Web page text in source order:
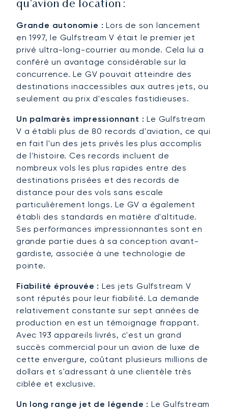
qu'avion de location :
Grande autonomie : Lors de son lancement
en 1997, le Gulfstream V était le premier jet
privé ultra-long-courrier au monde. Cela lui a
conféré un avantage considérable sur la
concurrence. Le GV pouvait atteindre des
destinations inaccessibles aux autres jets, ou
seulement au prix d'escales fastidieuses.
Un palmarès impressionnant : Le Gulfstream
V a établi plus de 80 records d'aviation, ce qui
en fait l'un des jets privés les plus accomplis
de l'histoire. Ces records incluent de
nombreux vols les plus rapides entre des
destinations prisées et des records de
distance pour des vols sans escale
particulièrement longs. Le GV a également
établi des standards en matière d'altitude.
Ses performances impressionnantes sont en
grande partie dues à sa conception avant-
gardiste, associée à une technologie de
pointe.
Fiabilité éprouvée : Les jets Gulfstream V
sont réputés pour leur fiabilité. La demande
relativement constante sur sept années de
production en est un témoignage frappant.
Avec 193 appareils livrés, c'est un grand
succès commercial pour un avion de luxe de
cette envergure, coûtant plusieurs millions de
dollars et s'adressant à une clientèle très
ciblée et exclusive.
Un long range jet de légende : Le Gulfstream